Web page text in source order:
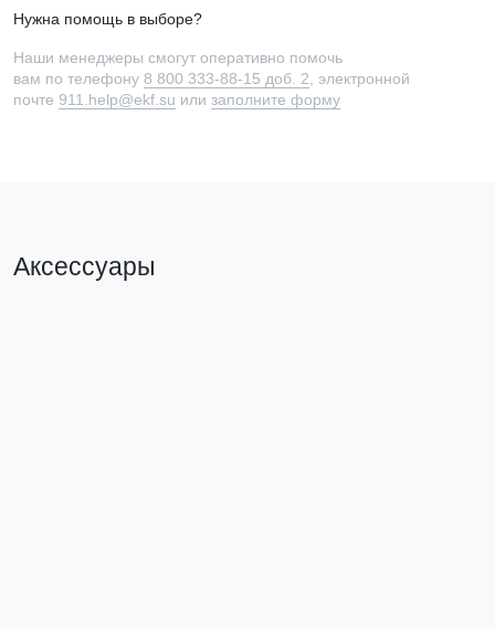
Нужна помощь в выборе?
Наши менеджеры смогут оперативно помочь
вам по телефону 8 800 333-88-15 доб. 2 , электронной
почте 911.help@ekf.su или заполните форму
Аксессуары